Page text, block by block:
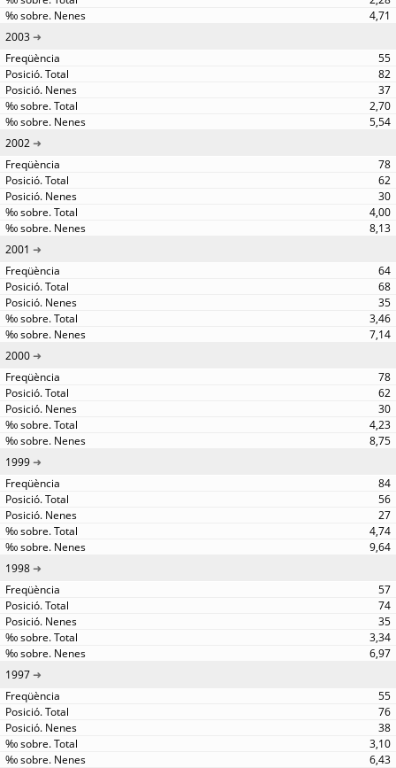
4,71
2003
55
82
37
2,70
5,54
2002
78
62
30
4,00
8,13
2001
64
68
35
3,46
7,14
2000
78
62
30
4,23
8,75
1999
84
56
27
4,74
9,64
1998
57
74
35
3,34
6,97
1997
55
76
38
3,10
6,43